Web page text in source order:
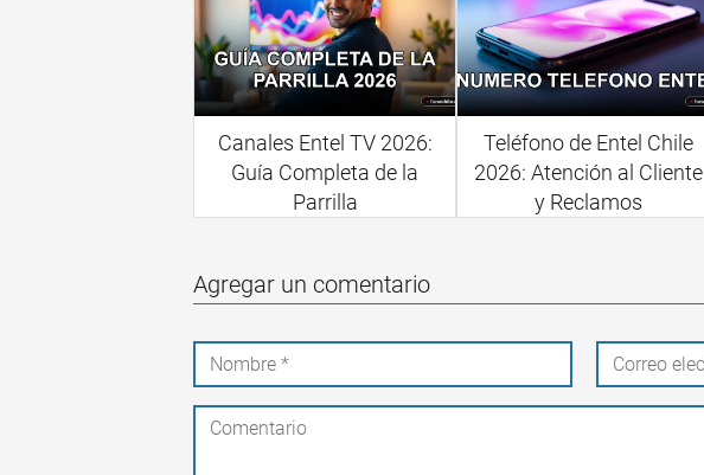
Canales Entel TV 2026:
Guía Completa de la
Parrilla
Teléfono de Entel Chile
2026: Atención al Cliente
y Reclamos
Agregar un comentario